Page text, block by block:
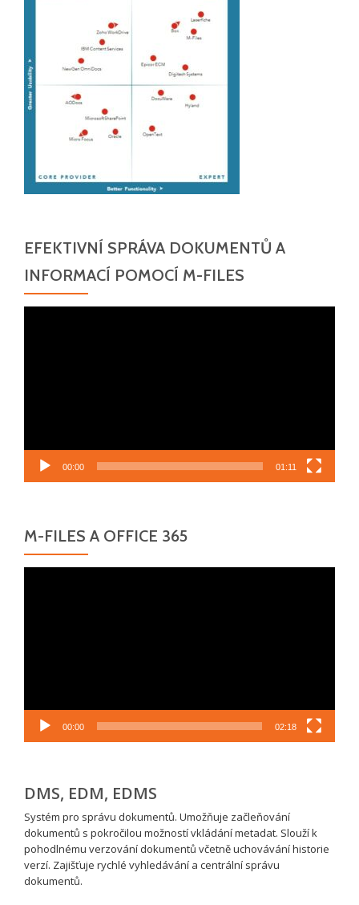
EFEKTIVNÍ SPRÁVA DOKUMENTŮ A
INFORMACÍ POMOCÍ M-FILES
00:00 01:11
M-FILES A OFFICE 365
00:00 02:18
DMS, EDM, EDMS
Systém pro správu dokumentů. Umožňuje začleňování
dokumentů s pokročilou možností vkládání metadat. Slouží k
pohodlnému verzování dokumentů včetně uchovávání historie
verzí. Zajišťuje rychlé vyhledávání a centrální správu
dokumentů.